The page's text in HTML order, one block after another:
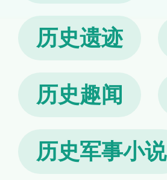
历史遗迹
历史趣闻
历史军事小说